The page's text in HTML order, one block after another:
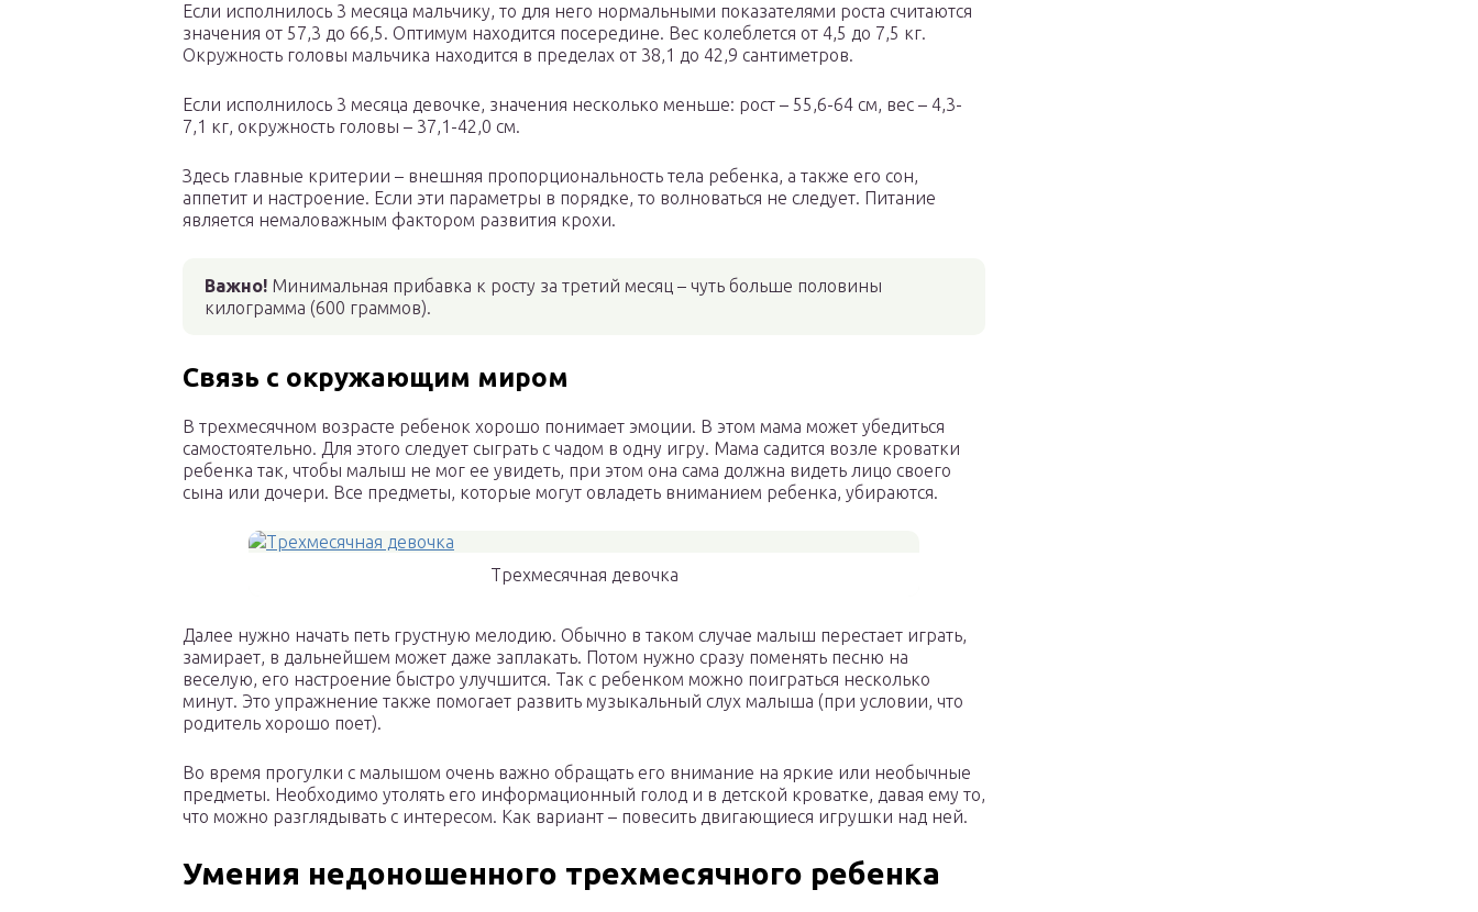
Если исполнилось 3 месяца мальчику, то для него нормальными показателями роста считаются
значения от 57,3 до 66,5. Оптимум находится посередине. Вес колеблется от 4,5 до 7,5 кг.
Окружность головы мальчика находится в пределах от 38,1 до 42,9 сантиметров.
Если исполнилось 3 месяца девочке, значения несколько меньше: рост – 55,6-64 см, вес – 4,3-
7,1 кг, окружность головы – 37,1-42,0 см.
Здесь главные критерии – внешняя пропорциональность тела ребенка, а также его сон,
аппетит и настроение. Если эти параметры в порядке, то волноваться не следует. Питание
является немаловажным фактором развития крохи.
Важно! Минимальная прибавка к росту за третий месяц – чуть больше половины
килограмма (600 граммов).
Связь с окружающим миром
В трехмесячном возрасте ребенок хорошо понимает эмоции. В этом мама может убедиться
самостоятельно. Для этого следует сыграть с чадом в одну игру. Мама садится возле кроватки
ребенка так, чтобы малыш не мог ее увидеть, при этом она сама должна видеть лицо своего
сына или дочери. Все предметы, которые могут овладеть вниманием ребенка, убираются.
Трехмесячная девочка
Далее нужно начать петь грустную мелодию. Обычно в таком случае малыш перестает играть,
замирает, в дальнейшем может даже заплакать. Потом нужно сразу поменять песню на
веселую, его настроение быстро улучшится. Так с ребенком можно поиграться несколько
минут. Это упражнение также помогает развить музыкальный слух малыша (при условии, что
родитель хорошо поет).
Во время прогулки с малышом очень важно обращать его внимание на яркие или необычные
предметы. Необходимо утолять его информационный голод и в детской кроватке, давая ему то,
что можно разглядывать с интересом. Как вариант – повесить двигающиеся игрушки над ней.
Умения недоношенного трехмесячного ребенка